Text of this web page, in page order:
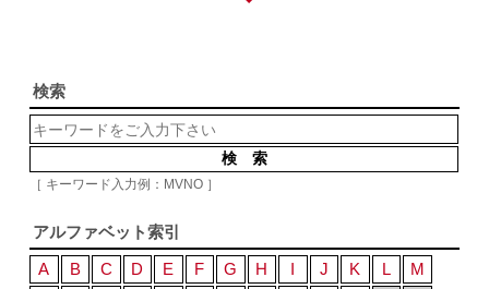
検索
［ キーワード入力例：MVNO ］
アルファベット索引
A
B C D E F G H I J K L
M